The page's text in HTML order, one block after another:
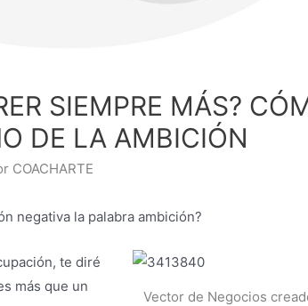
SIEMPRE MÁS?
DE LA AMBICIÓN
COACHARTE
negativa la palabra ambición?
Vector de Negocios
te diré
más que un